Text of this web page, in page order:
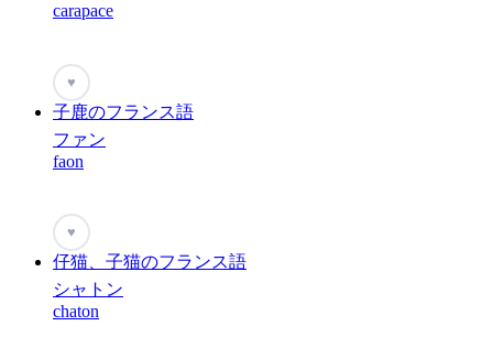
carapace
♥
子鹿のフランス語
ファン
faon
♥
仔猫、子猫のフランス語
シャトン
chaton